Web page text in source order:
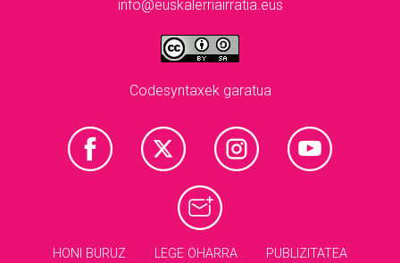
info@euskalerriairratia.eus
Codesyntaxek garatua
HONI BURUZ LEGE OHARRA PUBLIZITATEA